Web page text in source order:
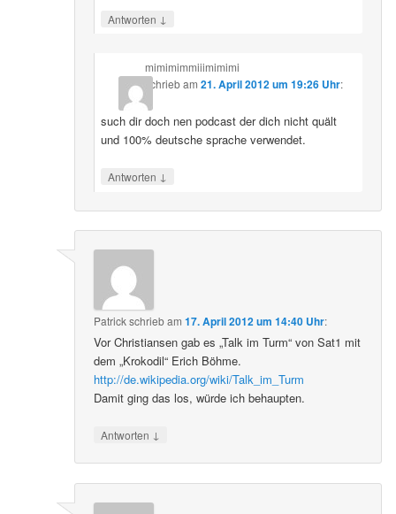
Antworten ↓
mimimimmiiimimimi
schriebam 21. April 2012 um 19:26 Uhr:
such dir doch nen podcast der dich nicht quält
und 100% deutsche sprache verwendet.
Antworten ↓
Patrickschriebam17. April 2012 um 14:40 Uhr:
Vor Christiansen gab es „Talk im Turm“ von Sat1 mit
dem „Krokodil“ Erich Böhme.
http://de.wikipedia.org/wiki/Talk_im_Turm
Damit ging das los, würde ich behaupten.
Antworten ↓